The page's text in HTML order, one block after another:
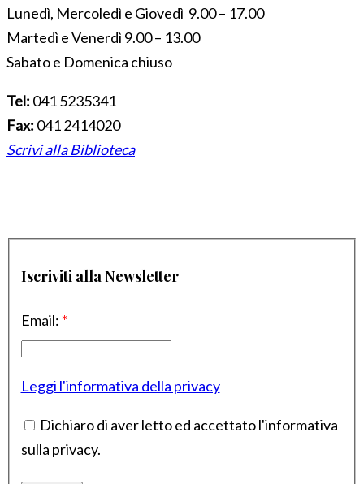
Lunedì, Mercoledì e Giovedì 9.00 – 17.00
Martedì e Venerdì 9.00 – 13.00
Sabato e Domenica chiuso
Tel: 041 5235341
Fax: 041 2414020
Scrivi alla Biblioteca
Iscriviti alla Newsletter
Email: *
Leggi l'informativa della privacy
Dichiaro di aver letto ed accettato l'informativa
sulla privacy.